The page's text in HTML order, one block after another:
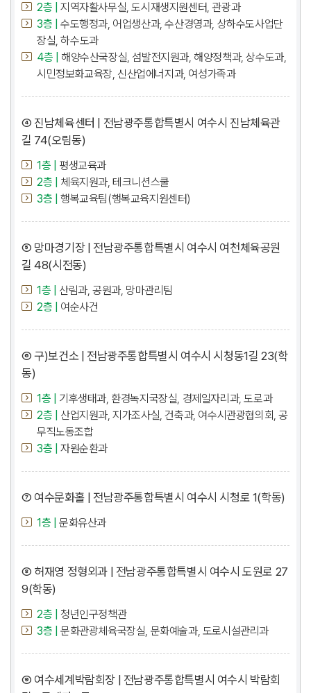
2층 |
지역자활사무실, 도시재생지원센터, 관광과
3층 |
수도행정과, 어업생산과, 수산경영과, 상하수도사업단
장실, 하수도과
4층 |
해양수산국장실, 섬발전지원과, 해양정책과, 상수도과,
시민정보화교육장, 신산업에너지과, 여성가족과
④ 진남체육센터 | 전남광주통합특별시 여수시 진남체육관
길 74(오림동)
1층 |
평생교육과
2층 |
체육지원과, 테크니션스쿨
3층 |
행복교육팀(행복교육지원센터)
⑤ 망마경기장 | 전남광주통합특별시 여수시 여천체육공원
길 48(시전동)
1층 |
산림과, 공원과, 망마관리팀
2층 |
여순사건
⑥ 구)보건소 | 전남광주통합특별시 여수시 시청동1길 23(학
동)
1층 |
기후생태과, 환경녹지국장실, 경제일자리과, 도로과
2층 |
산업지원과, 지가조사실, 건축과, 여수시관광협의회, 공
무직노동조합
3층 |
자원순환과
⑦ 여수문화홀 | 전남광주통합특별시 여수시 시청로 1(학동)
1층 | 문화유산과
⑧ 허재영 정형외과 | 전남광주통합특별시 여수시 도원로 27
9(학동)
2층 |
청년인구정책관
3층 |
문화관광체육국장실, 문화예술과, 도로시설관리과
⑨ 여수세계박람회장 | 전남광주통합특별시 여수시 박람회